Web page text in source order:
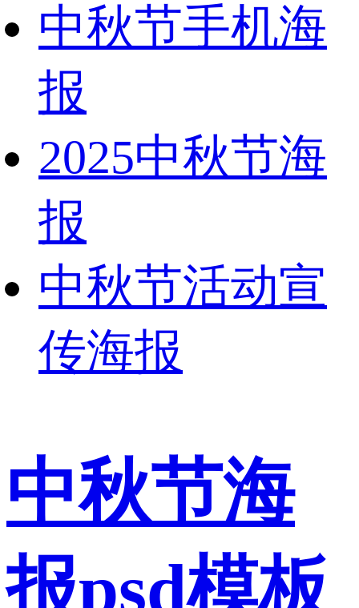
中秋节手机海
报
2025中秋节海
报
中秋节活动宣
传海报
中秋节海
报psd模板